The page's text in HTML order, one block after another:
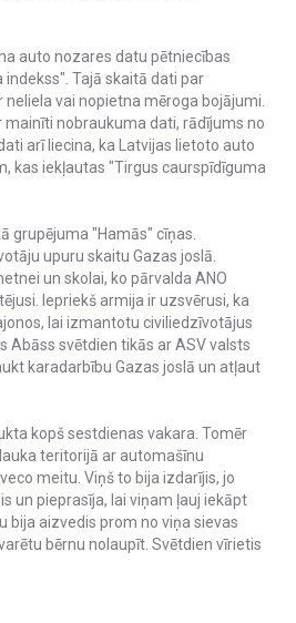
auto nozares datu pētniecības
Tajā skaitā dati par
vai nopietna mēroga bojājumi.
nobraukuma dati, rādījums no
arī liecina, ka Latvijas lietoto auto
kas iekļautas "Tirgus caurspīdīguma
grupējuma "Hamās" cīņas.
upuru skaitu Gazas joslā.
un skolai, ko pārvalda ANO
Iepriekš armija ir uzsvērusi, ka
lai izmantotu civiliedzīvotājus
Abāss svētdien tikās ar ASV valsts
karadarbību Gazas joslā un atļaut
kopš sestdienas vakara. Tomēr
teritorijā ar automašīnu
meitu. Viņš to bija izdarījis, jo
un pieprasīja, lai viņam ļauj iekāpt
bija aizvedis prom no viņa sievas
bērnu nolaupīt. Svētdien vīrietis